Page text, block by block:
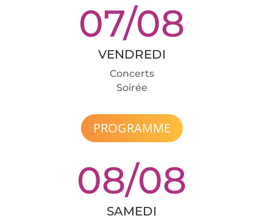
07/08
VENDREDI
Concerts
Soirée
PROGRAMME
08/08
SAMEDI